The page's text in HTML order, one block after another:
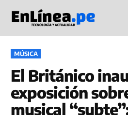
contenido
en
PUBLICADO
EN
MÚSICA
El Británico
exposición
musical